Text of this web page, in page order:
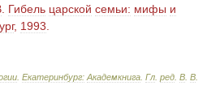
Гибель царской семьи: мифы и
, 1993
Екатеринбург: Академкнига Гл ред В В